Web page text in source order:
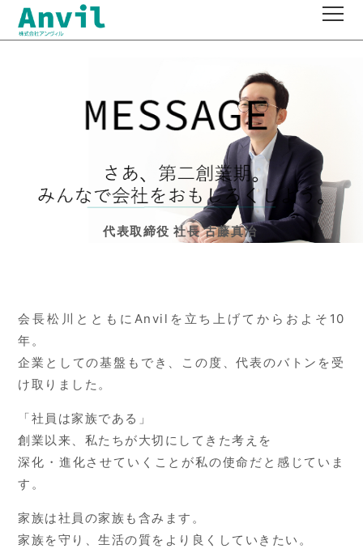
product
contact
recruit
代表取締役 社長 古藤真治
会長松川とともにAnvilを立ち上げてからおよそ10
年。
企業としての基盤もでき、この度、代表のバトンを受
け取りました。
「社員は家族である」
創業以来、私たちが大切にしてきた考えを
深化・進化させていくことが私の使命だと感じていま
す。
家族は社員の家族も含みます。
家族を守り、生活の質をより良くしていきたい。